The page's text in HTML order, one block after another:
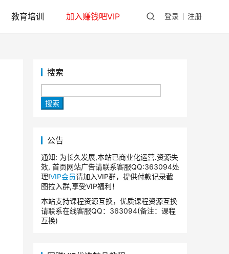
教育培训 加入赚钱吧VIP 登录 注册
搜索
搜索
公告
通知: 为长久发展,本站已商业化运营.资源失
效, 首页网站广告请联系客服QQ:363094处
理!VIP会员请加入VIP群，提供付款记录截
图拉入群,享受VIP福利！
本站支持课程资源互换，优质课程资源互换
请联系在线客服QQ：363094(备注：课程
互换)